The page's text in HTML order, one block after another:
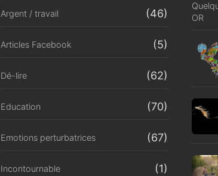
Argent / travail (46)
Articles Facebook (5)
Dé-lire (62)
Education (70)
Emotions perturbatrices (67)
Incontournable (1)
OR